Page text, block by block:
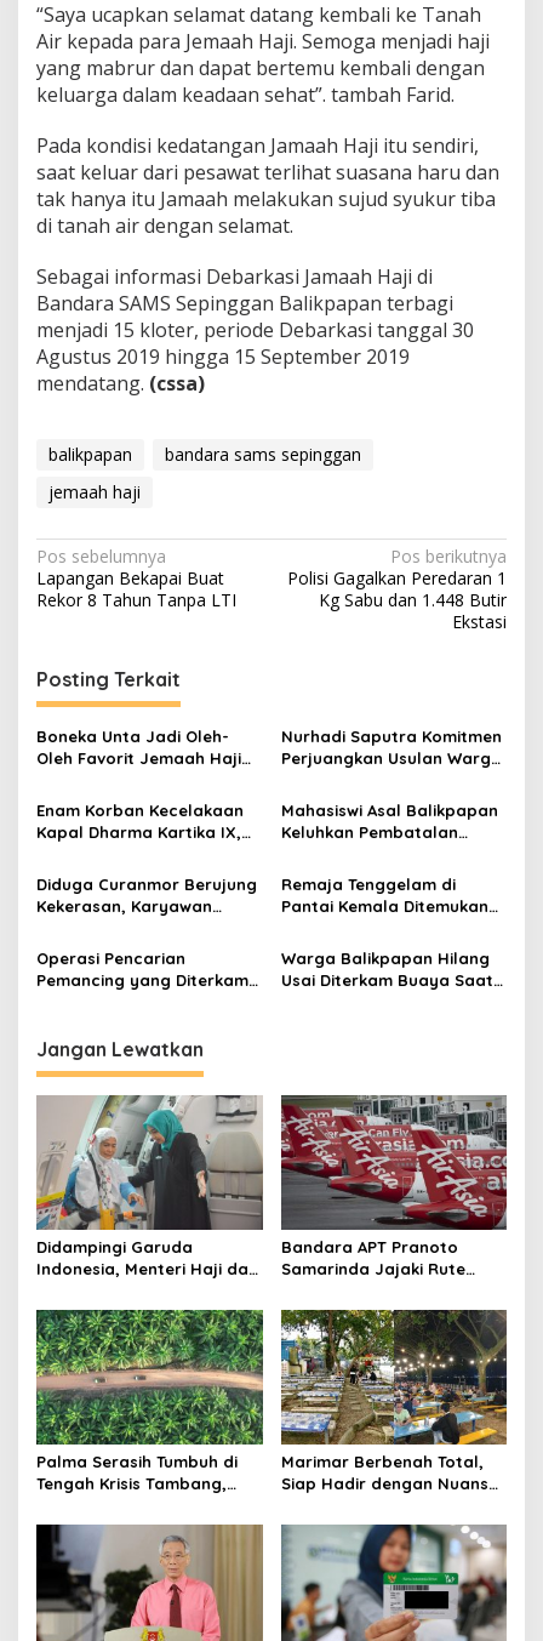
“Saya ucapkan selamat datang kembali ke Tanah
Air kepada para Jemaah Haji. Semoga menjadi haji
yang mabrur dan dapat bertemu kembali dengan
keluarga dalam keadaan sehat”. tambah Farid.
Pada kondisi kedatangan Jamaah Haji itu sendiri,
saat keluar dari pesawat terlihat suasana haru dan
tak hanya itu Jamaah melakukan sujud syukur tiba
di tanah air dengan selamat.
Sebagai informasi Debarkasi Jamaah Haji di
Bandara SAMS Sepinggan Balikpapan terbagi
menjadi 15 kloter, periode Debarkasi tanggal 30
Agustus 2019 hingga 15 September 2019
mendatang. (cssa)
balikpapan
bandara sams sepinggan
jemaah haji
Navigasi
pos
Pos sebelumnya
Lapangan Bekapai Buat
Rekor 8 Tahun Tanpa LTI
Pos berikutnya
Polisi Gagalkan Peredaran 1
Kg Sabu dan 1.448 Butir
Ekstasi
Posting Terkait
Boneka Unta Jadi Oleh-
Oleh Favorit Jemaah Haji
Nurhadi Saputra Komitmen
Perjuangkan Usulan Warga
Dialog Bersempekat
Enam Korban Kecelakaan
Kapal Dharma Kartika IX,
Mahasiswi Asal Balikpapan
Keluhkan Pembatalan
Diduga Curanmor Berujung
Kekerasan, Karyawan
Korban
Remaja Tenggelam di
Pantai Kemala Ditemukan
Pencarian
Operasi Pencarian
Pemancing yang Diterkam
Warga Balikpapan Hilang
Usai Diterkam Buaya Saat
Jangan Lewatkan
Didampingi Garuda
Indonesia, Menteri Haji dan
Kelancaran Penerbangan
Haji di Balikpapan
Bandara APT Pranoto
Samarinda Jajaki Rute
dengan AirAsia
Palma Serasih Tumbuh di
Tengah Krisis Tambang,
Triliun
Marimar Berbenah Total,
Siap Hadir dengan Nuansa